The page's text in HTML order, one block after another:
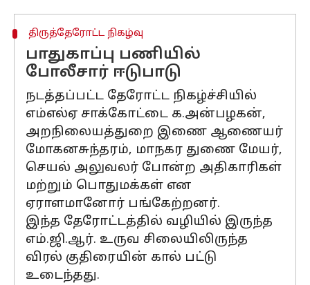
திருத்தேரோட்ட நிகழ்வு
பாதுகாப்பு பணியில்
போலீசார் ஈடுபாடு
நடத்தப்பட்ட தேரோட்ட நிகழ்ச்சியில்
எம்எல்ஏ சாக்கோட்டை க.அன்பழகன்,
அறநிலையத்துறை இணை ஆணையர்
மோகனசுந்தரம், மாநகர துணை மேயர்,
செயல் அலுவலர் போன்ற அதிகாரிகள்
மற்றும் பொதுமக்கள் என
ஏராளமானோர் பங்கேற்றனர்.
இந்த தேரோட்டத்தில் வழியில் இருந்த
எம்.ஜி.ஆர். உருவ சிலையிலிருந்த
விரல் குதிரையின் கால் பட்டு
உடைந்தது.